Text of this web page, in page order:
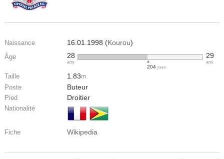
Naissance 16.01.1998 (Kourou)
Âge 28
ans
204 jours
29
ans
Taille 1.83m
Poste Buteur
Pied Droitier
Nationalité
Fiche Wikipedia